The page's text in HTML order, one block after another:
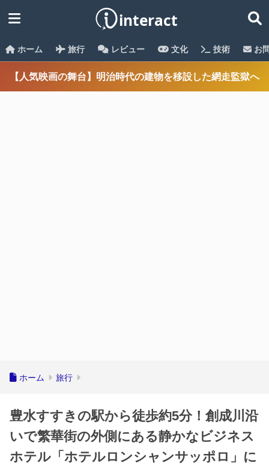
ホーム 旅行 レビュー 文化 技術 お
【人気映画の舞台】明治時代の建物を移設した網走監獄へ
ホーム 旅行
豊水すすきの駅から徒歩約5分！創成川沿
いで繁華街の外側にある静かなビジネス
ホテル「ホテルロンシャンサッポロ」に